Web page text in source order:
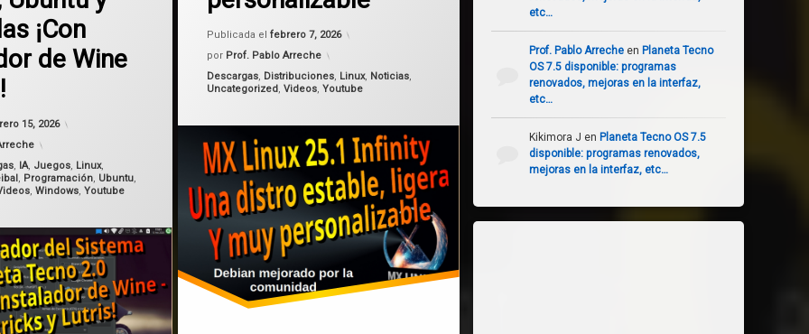
¡Con
de Wine
15, 2026
, IA, Juegos, Linux,
, Programación, Ubuntu,
,Windows,Youtube
Publicada elfebrero 7, 2026
por Prof. Pablo Arreche
Categorías:
Descargas, Distribuciones, Linux, Noticias,
Uncategorized,Videos,Youtube
MX Linux 25
etc…
Prof. Pablo Arrecheen Planeta Tecno
OS 7.5 disponible: programas
renovados, mejoras en la interfaz,
etc…
Kikimora J en Planeta Tecno OS 7.5
disponible: programas renovados,
mejoras en la interfaz, etc…